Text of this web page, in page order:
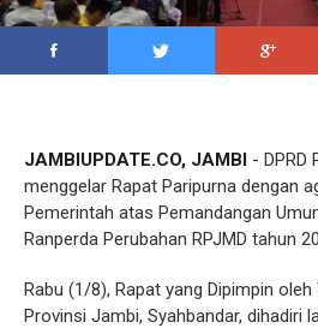
JAMBIUPDATE.CO, JAMBI - DPRD
menggelar Rapat Paripurna dengan
Pemerintah atas Pemandangan
Ranperda Perubahan RPJMD tahun
Rabu (1/8), Rapat yang Dipimpin oleh
Provinsi Jambi, Syahbandar, dihadiri